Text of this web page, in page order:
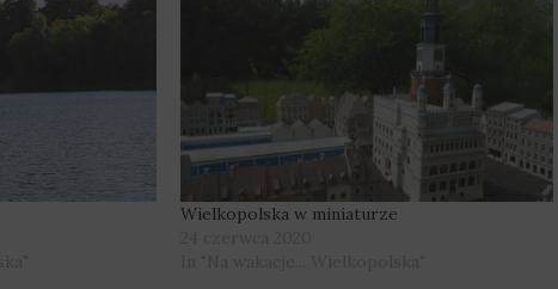
Wielkopolska w miniaturze